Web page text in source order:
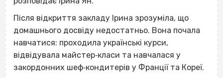
Після відкриття закладу Ірина зрозуміла, що
домашнього досвіду недостатньо. Вона почала
навчатися: проходила українські курси,
відвідувала майстер‐класи та навчалася у
закордонних шеф‐кондитерів у Франції та Кореї.